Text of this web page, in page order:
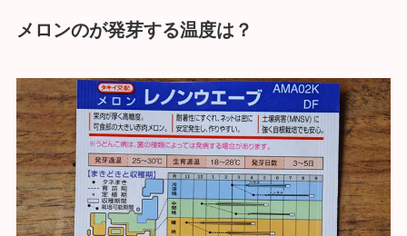
メロンのが発芽する温度は？